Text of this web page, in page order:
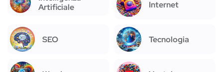
Artificiale
Internet
SEO Tecnologia